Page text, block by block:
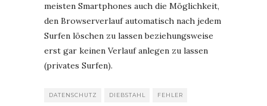
meisten Smartphones auch die Möglichkeit,
den Browserverlauf automatisch nach jedem
Surfen löschen zu lassen beziehungsweise
erst gar keinen Verlauf anlegen zu lassen
(privates Surfen).
DATENSCHUTZ DIEBSTAHL FEHLER